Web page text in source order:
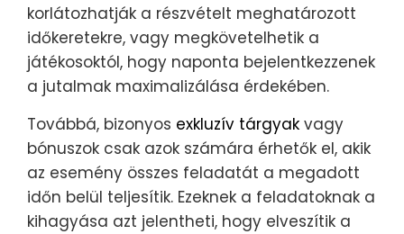
korlátozhatják a részvételt meghatározott
időkeretekre, vagy megkövetelhetik a
játékosoktól, hogy naponta bejelentkezzenek
a jutalmak maximalizálása érdekében.
Továbbá, bizonyos exkluzív tárgyak vagy
bónuszok csak azok számára érhetők el, akik
az esemény összes feladatát a megadott
időn belül teljesítik. Ezeknek a feladatoknak a
kihagyása azt jelentheti, hogy elveszítik a